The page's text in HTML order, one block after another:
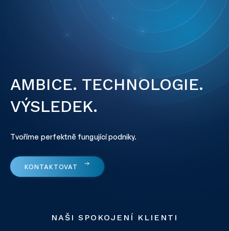
AMBICE. TECHNOLOGIE.
VÝSLEDEK.
Tvoříme perfektně fungující podniky.
KONTAKTOVAT
NAŠI SPOKOJENÍ KLIENTI